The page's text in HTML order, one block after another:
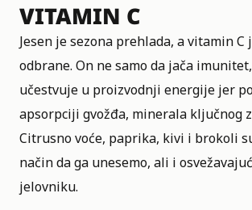
VITAMIN C
Jesen je sezona prehlada, a vitamin
odbrane. On ne samo da jača
učestvuje u proizvodnji energije jer
apsorpciji gvožđa, minerala ključnog
Citrusno voće, paprika, kivi i brokoli
način da ga unesemo, ali i
jelovniku.